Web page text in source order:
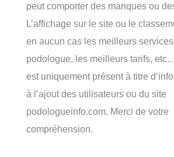
peut comporter des manques ou
L’affichage sur le site ou le
en aucun cas les meilleurs services
podologue, les meilleurs tarifs,
est uniquement présent à titre
à l’ajout des utilisateurs ou du site
podologueinfo.com. Merci de votre
compréhension.